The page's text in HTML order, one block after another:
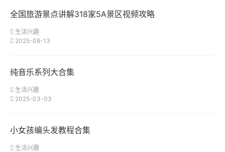
全国旅游景点讲解318家5A景区视频攻略
生活兴趣
2025-08-13
纯音乐系列大合集
生活兴趣
2025-03-03
小女孩编头发教程合集
生活兴趣